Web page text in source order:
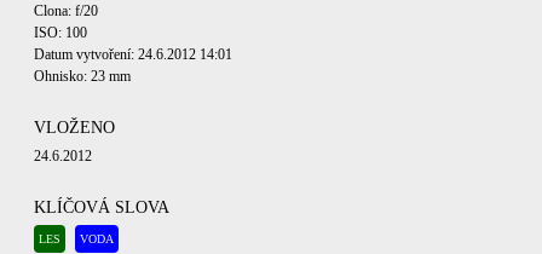
Clona: f/20
ISO: 100
Datum vytvoření: 24.6.2012 14:01
Ohnisko: 23 mm
VLOŽENO
24.6.2012
KLÍČOVÁ SLOVA
LES VODA